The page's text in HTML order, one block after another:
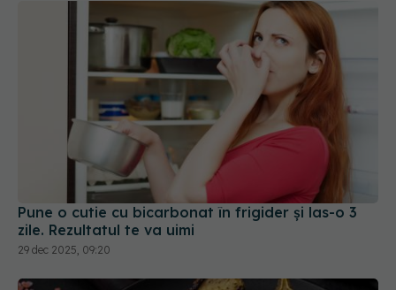
Pune o cutie cu bicarbonat în frigider și las-o 3
zile. Rezultatul te va uimi
29 dec 2025, 09:20